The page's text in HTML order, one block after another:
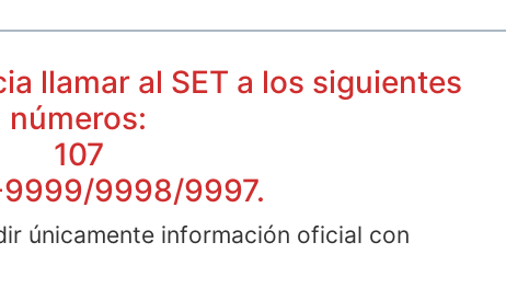
llamar al SET a los siguientes
números:
107
9998/9997.
únicamente información oficial con